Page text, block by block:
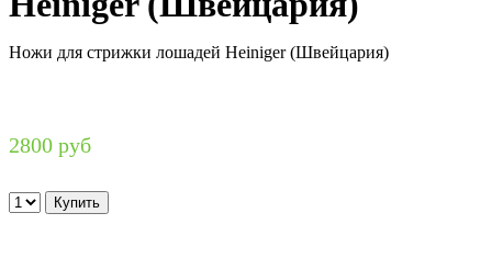
Ножи для стрижки лошадей Heiniger (Швейцария)
2800 руб